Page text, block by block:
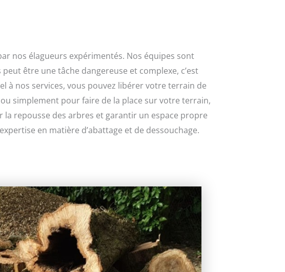
nos élagueurs expérimentés. Nos équipes sont
être une tâche dangereuse et complexe, c’est
à nos services, vous pouvez libérer votre terrain de
simplement pour faire de la place sur votre terrain,
repousse des arbres et garantir un espace propre
en matière d’abattage et de dessouchage.